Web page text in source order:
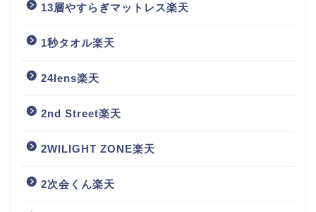
13層やすらぎマットレス楽天
1秒タオル楽天
24lens楽天
2nd Street楽天
2WILIGHT ZONE楽天
2次会くん楽天